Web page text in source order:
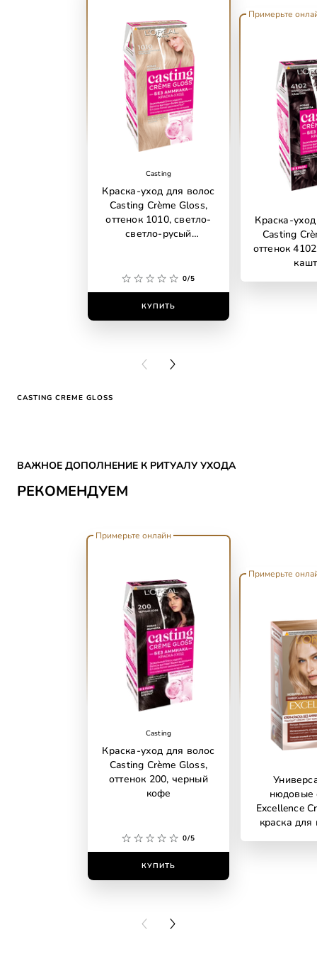
Casting
Краска-уход для волос
Casting Crème Gloss,
оттенок 1010, светло-
светло-русый
0/5
КУПИТЬ
Примерьте
Краска-
Casting
оттенок
PREVIOUS CARD
NEXT CARD
CASTING CREME GLOSS
РЕКОМЕНДУЕМ
ВАЖНОЕ ДОПОЛНЕНИЕ К РИТУАЛУ УХОДА
Примерьте онлайн
Casting
Краска-уход для волос
Casting Crème Gloss,
оттенок 200, черный
кофе
0/5
КУПИТЬ
Примерьте
нюдовые
Excellence
краска для
PREVIOUS CARD
NEXT CARD